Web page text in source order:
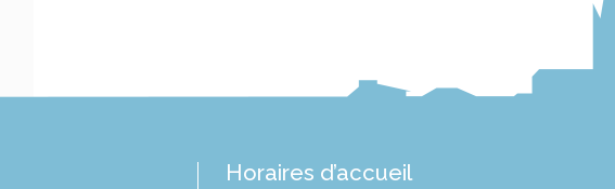
Horaires d’accueil